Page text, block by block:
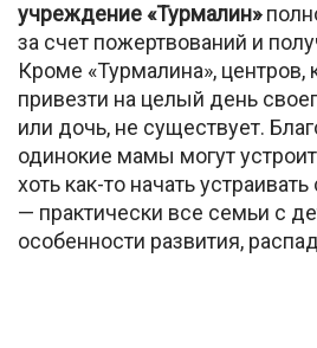
учреждение «Турмалин»
за счет пожертвований и
Кроме «Турмалина»,
привезти на целый день
или дочь, не существует.
одинокие мамы могут
хоть как-то начать
— практически все семьи с
особенности развития,